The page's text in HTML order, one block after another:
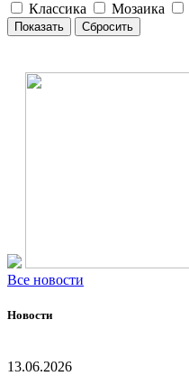
Классика
Мозаика
Все новости
Новости
13.06.2026